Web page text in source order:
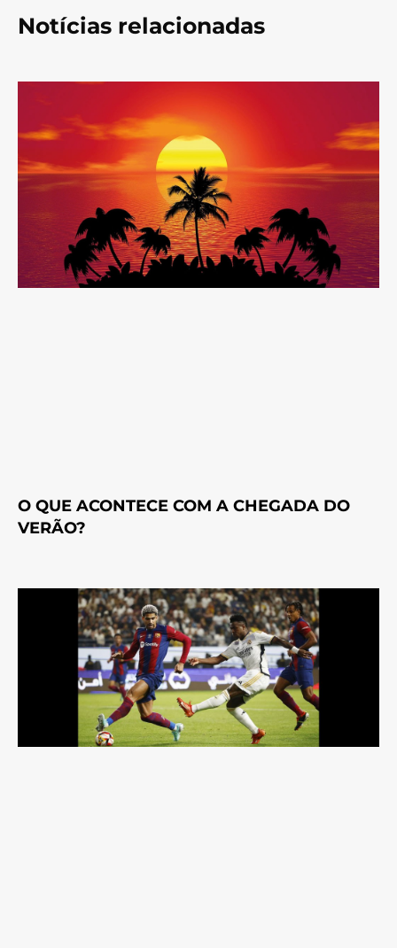
Notícias relacionadas
O QUE ACONTECE COM A CHEGADA DO
VERÃO?